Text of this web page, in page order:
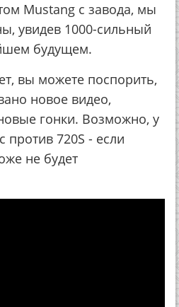
Mustang с завода, мы
увидев 1000-сильный
будущем.
вы можете поспорить,
новое видео,
гонки. Возможно, у
720S - если
не будет